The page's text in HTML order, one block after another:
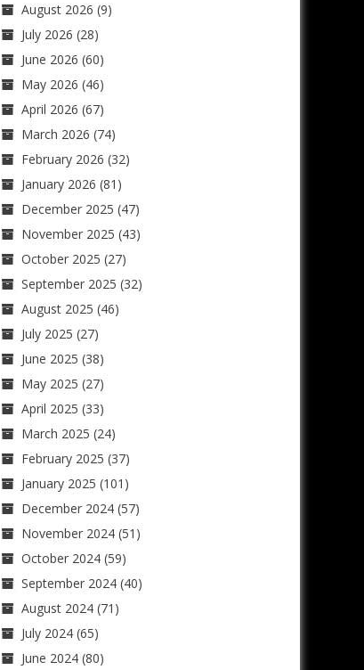
August 2026 (9)
July 2026 (28)
June 2026 (60)
May 2026 (46)
April 2026 (67)
March 2026 (74)
February 2026 (32)
January 2026 (81)
December 2025 (47)
November 2025 (43)
October 2025 (27)
September 2025 (32)
August 2025 (46)
July 2025 (27)
June 2025 (38)
May 2025 (27)
April 2025 (33)
March 2025 (24)
February 2025 (37)
January 2025 (101)
December 2024(57)
November 2024(51)
October 2024(59)
September 2024(40)
August 2024(71)
July 2024(65)
June 2024(80)